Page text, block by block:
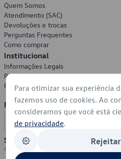
Quem Somos
Atendimento (SAC)
Devoluções e trocas
Perguntas Frequentes
Como comprar
Institucional
Informações Legais
Política de Privacidade
Política de Cookies
Formas de Pagamento
Segurança
Para otimizar sua experiência
fazemos uso de cookies. Ao
consideramos que você está
de privacidade.